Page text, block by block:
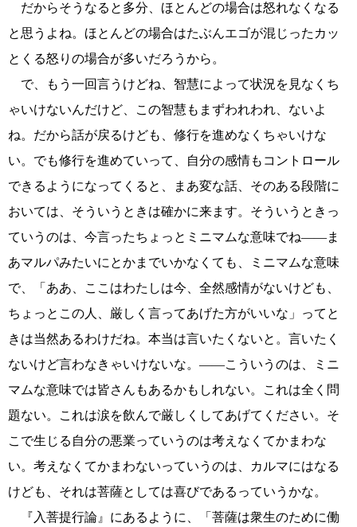
だからそうなると多分、ほとんどの場合は怒れなくなる
と思うよね。ほとんどの場合はたぶんエゴが混じったカッ
とくる怒りの場合が多いだろうから。
で、もう一回言うけどね、智慧によって状況を見なくち
ゃいけないんだけど、この智慧もまずわれわれ、ないよ
ね。だから話が戻るけども、修行を進めなくちゃいけな
い。でも修行を進めていって、自分の感情もコントロール
できるようになってくると、まあ変な話、そのある段階に
おいては、そういうときは確かに来ます。そういうときっ
ていうのは、今言ったちょっとミニマムな意味でね――ま
あマルパみたいにとかまでいかなくても、ミニマムな意味
で、「ああ、ここはわたしは今、全然感情がないけども、
ちょっとこの人、厳しく言ってあげた方がいいな」ってと
きは当然あるわけだね。本当は言いたくないと。言いたく
ないけど言わなきゃいけないな。――こういうのは、ミニ
マムな意味では皆さんもあるかもしれない。これは全く問
題ない。これは涙を飲んで厳しくしてあげてください。そ
こで生じる自分の悪業っていうのは考えなくてかまわな
い。考えなくてかまわないっていうのは、カルマにはなる
けども、それは菩薩としては喜びであるっていうかな。
『入菩提行論』にあるように、「菩薩は衆生のために働